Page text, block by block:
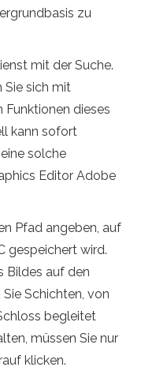
zu
mit der Suche.
Sie sich mit
dieses
kann sofort
solche
Editor Adobe
Pfad angeben, auf
gespeichert wird.
Bildes auf den
Sie Schichten, von
begleitet
müssen Sie nur
klicken.